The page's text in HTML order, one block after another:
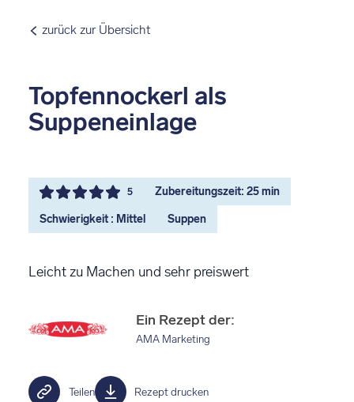
zurück zur Übersicht
Topfennockerl als
Suppeneinlage
5 Zubereitungszeit: 25 min
Schwierigkeit : Mittel Suppen
Leicht zu Machen und sehr preiswert
Ein Rezept der:
AMA Marketing
Teilen Rezept drucken